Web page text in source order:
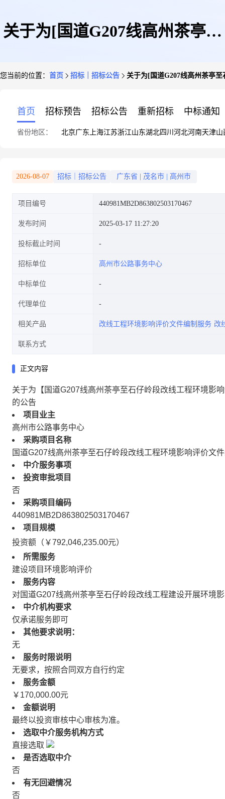
关于为[国道G207线高州茶亭至
目环境影响评价]机构的公告
您当前的位置： 首页 招标｜招标公告 关于为[国道G207线高州茶亭
首页 招标预告 招标公告 重新招标 中标通知
省份地区： 北京广东 上海江苏浙江山东湖北四川 河北河南天津山
2026-08-07 招标｜招标公告 广东省 茂名市 高州市
项目编号 440981MB2D863802503170467
发布时间 2025-03-17 11:27:20
投标截止时间
招标单位 高州市公路事务中心
中标单位
代理单位
相关产品 改线工程环境影响评价文件编制服务 改
联系方式
正文内容
关于为【国道G207线高州茶亭至石仔岭段改线工程环境影
的公告
项目业主
高州市公路事务中心
采购项目名称
国道G207线高州茶亭至石仔岭段改线工程环境影响评价文
中介服务事项
投资审批项目
否
采购项目编码
440981MB2D863802503170467
项目规模
投资额（￥792,046,235.00元）
所需服务
建设项目环境影响评价
服务内容
对国道G207线高州茶亭至石仔岭段改线工程建设开展环境
中介机构要求
仅承诺服务即可
其他要求说明：
无
服务时限说明
无要求，按照合同双方自行约定
服务金额
￥170,000.00元
金额说明
最终以投资审核中心审核为准。
选取中介服务机构方式
直接选取
是否选取中介
否
有无回避情况
否